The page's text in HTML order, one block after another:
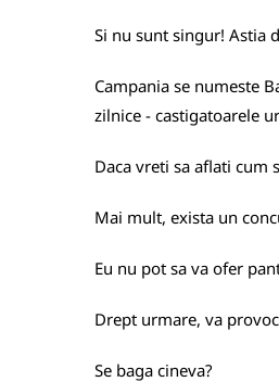
Si nu sunt singur! Astia
Campania se numeste
zilnice - castigatoarele
Daca vreti sa aflati cum
Mai mult, exista un
Eu nu pot sa va ofer
Drept urmare, va
Se baga cineva?